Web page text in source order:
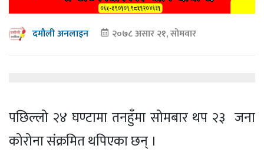
दमौली अनलाइन २०७८ असार २१, सोमवार
पछिल्लो २४ घण्टामा तनहुँमा सोमबार थप २३ जना
कोरोना संक्रमित थपिएका छन् ।